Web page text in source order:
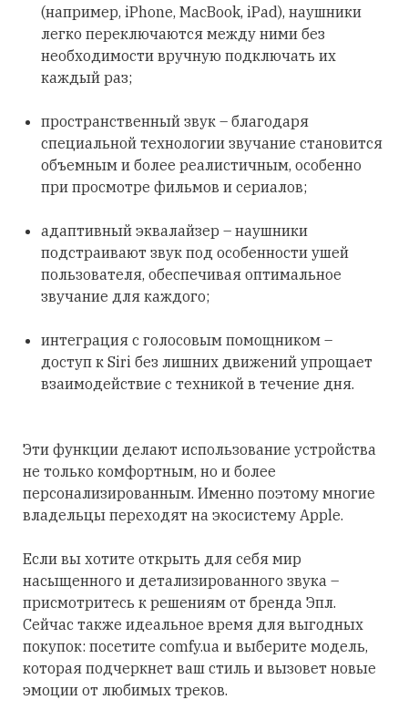
(например, iPhone, MacBook, iPad), наушники
легко переключаются между ними без
необходимости вручную подключать их
каждый раз;
пространственный звук – благодаря
специальной технологии звучание становится
объемным и более реалистичным, особенно
при просмотре фильмов и сериалов;
адаптивный эквалайзер – наушники
подстраивают звук под особенности ушей
пользователя, обеспечивая оптимальное
звучание для каждого;
интеграция с голосовым помощником –
доступ к Siri без лишних движений упрощает
взаимодействие с техникой в течение дня.
Эти функции делают использование устройства
не только комфортным, но и более
персонализированным. Именно поэтому многие
владельцы переходят на экосистему Apple.
Если вы хотите открыть для себя мир
насыщенного и детализированного звука –
присмотритесь к решениям от бренда Эпл.
Сейчас также идеальное время для выгодных
покупок: посетите comfy.ua и выберите модель,
которая подчеркнет ваш стиль и вызовет новые
эмоции от любимых треков.